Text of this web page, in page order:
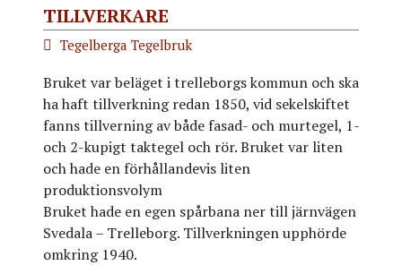
TILLVERKARE
Tegelberga Tegelbruk
Bruket var beläget i trelleborgs kommun och ska
ha haft tillverkning redan 1850, vid sekelskiftet
fanns tillverning av både fasad- och murtegel, 1-
och 2-kupigt taktegel och rör. Bruket var liten
och hade en förhållandevis liten
produktionsvolym
Bruket hade en egen spårbana ner till järnvägen
Svedala – Trelleborg. Tillverkningen upphörde
omkring 1940.